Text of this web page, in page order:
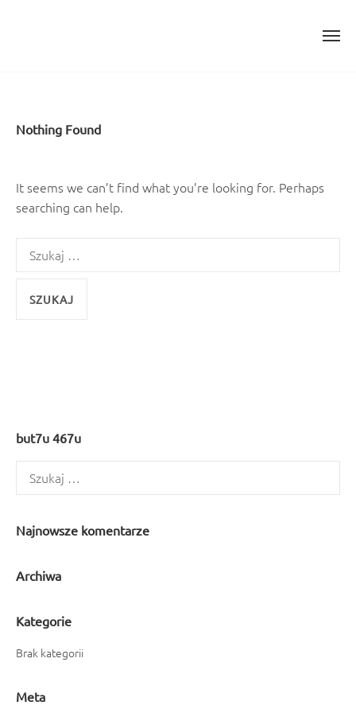
content
Nothing Found
It seems we can’t find what you’re looking for. Perhaps
searching can help.
but7u 467u
Najnowsze komentarze
Archiwa
Kategorie
Brak kategorii
Meta